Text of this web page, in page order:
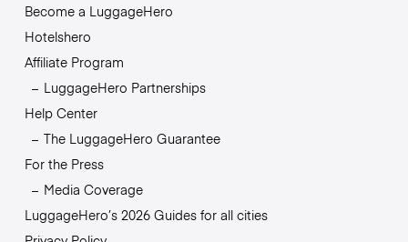
Become a LuggageHero
Hotelshero
Affiliate Program
LuggageHero Partnerships
Help Center
The LuggageHero Guarantee
For the Press
Media Coverage
LuggageHero’s 2026 Guides for all cities